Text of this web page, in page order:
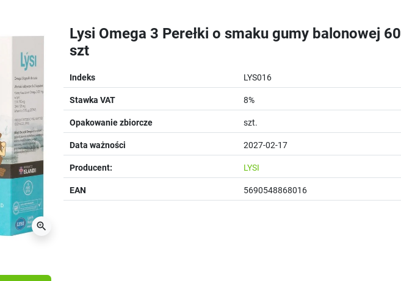
zoom_in
Lysi Omega 3 Perełki o smaku gumy balonowej 60
szt
Indeks LYS016
Stawka VAT 8%
Opakowanie zbiorcze szt.
Data ważności 2027-02-17
Producent: LYSI
EAN 5690548868016